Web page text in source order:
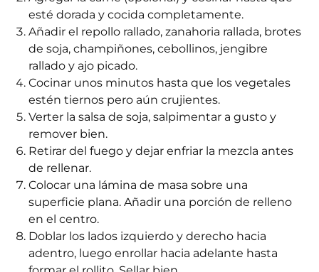
esté dorada y cocida completamente.
Añadir el repollo rallado, zanahoria rallada, brotes
de soja, champiñones, cebollinos, jengibre
rallado y ajo picado.
Cocinar unos minutos hasta que los vegetales
estén tiernos pero aún crujientes.
Verter la salsa de soja, salpimentar a gusto y
remover bien.
Retirar del fuego y dejar enfriar la mezcla antes
de rellenar.
Colocar una lámina de masa sobre una
superficie plana. Añadir una porción de relleno
en el centro.
Doblar los lados izquierdo y derecho hacia
adentro, luego enrollar hacia adelante hasta